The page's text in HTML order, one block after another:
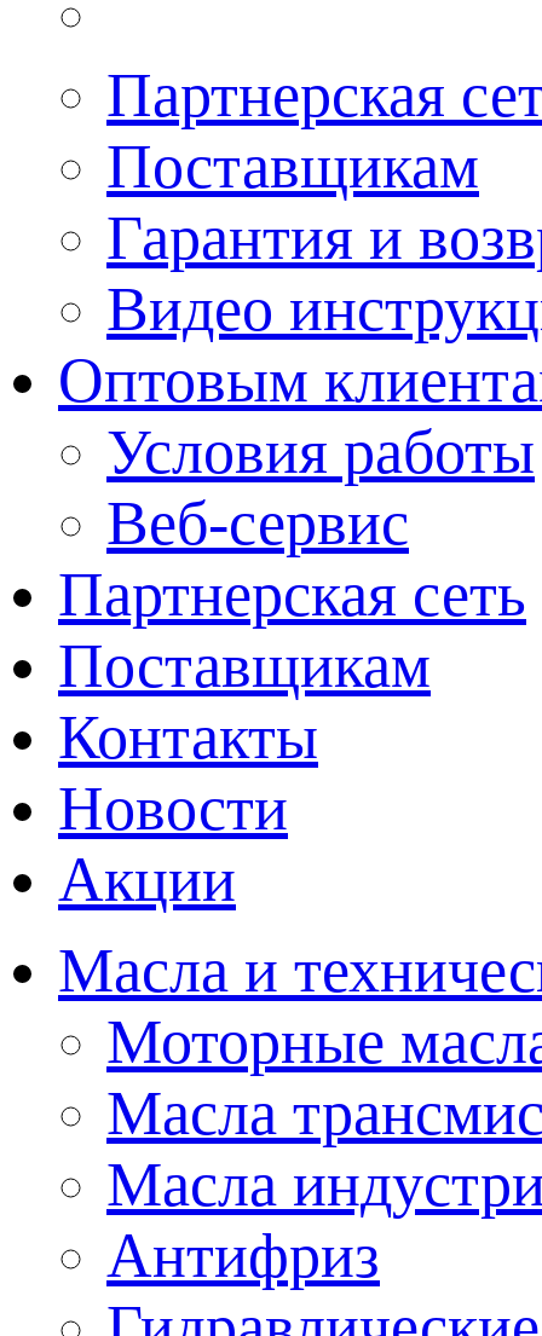
Партнерская
Поставщикам
Гарантия и
Видео
Оптовым
Условия работы
Веб-сервис
Партнерская сеть
Поставщикам
Контакты
Новости
Акции
Масла и
Моторные
Масла
Масла
Антифриз